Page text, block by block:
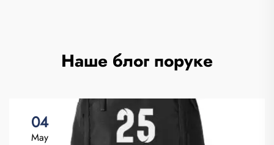
Наше блог поруке
04
May